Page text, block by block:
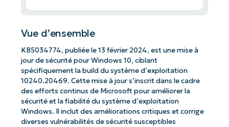
Vue d’ensemble
KB5034774, publiée le 13 février 2024, est une mise à
jour de sécurité pour Windows 10, ciblant
spécifiquement la build du système d’exploitation
10240.20469. Cette mise à jour s’inscrit dans le cadre
des efforts continus de Microsoft pour améliorer la
sécurité et la fiabilité du système d’exploitation
Windows. Il inclut des améliorations critiques et corrige
diverses vulnérabilités de sécurité susceptibles